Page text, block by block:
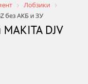
Лобзики
без АКБ и ЗУ
DJV